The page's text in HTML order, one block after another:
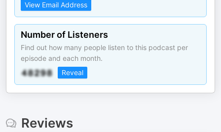
View Email Address
Number of Listeners
Find out how many people listen to this podcast per
episode and each month.
Reveal
Reviews